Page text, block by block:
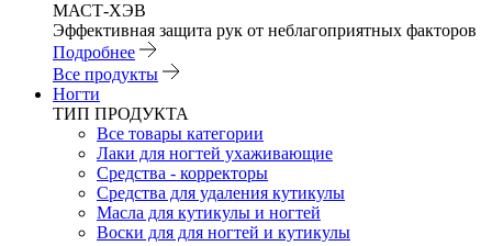
МАСТ-ХЭВ
Эффективная защита рук от неблагоприятных факторов
Подробнее
Все продукты
Ногти
ТИП ПРОДУКТА
Все товары категории
Лаки для ногтей ухаживающие
Средства - корректоры
Средства для удаления кутикулы
Масла для кутикулы и ногтей
Воски для для ногтей и кутикулы